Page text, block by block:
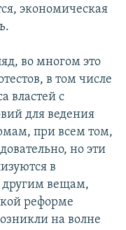
экономическая
во многом это
в том числе
властей с
для ведения
при всем том,
но эти
в
другим вещам,
реформе
на волне